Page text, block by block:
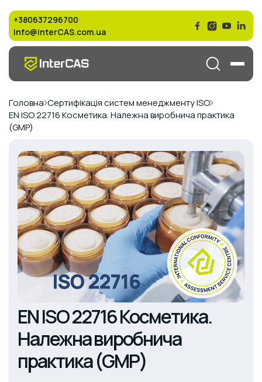
+380637296700
info@interCAS.com.ua
Головна Сертифікація систем менеджменту ISO
EN ISO 22716 Косметика. Належна виробнича практика
(GMP)
EN ISO 22716 Косметика.
Належна виробнича
практика (GMP)